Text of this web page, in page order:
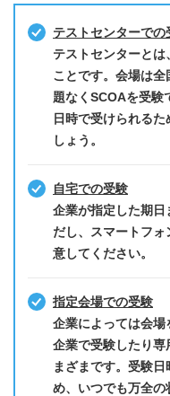
テストセンターでの
テストセンターと
ことです。会場は
題なくSCOAを受験
日時で受けられる
しょう 。
自宅での受験
企業が指定した期日
だし、スマートフ
意してください。
指定会場での受験
企業によっては会
企業で受験したり専
まざまです。受験
め、いつでも万全の